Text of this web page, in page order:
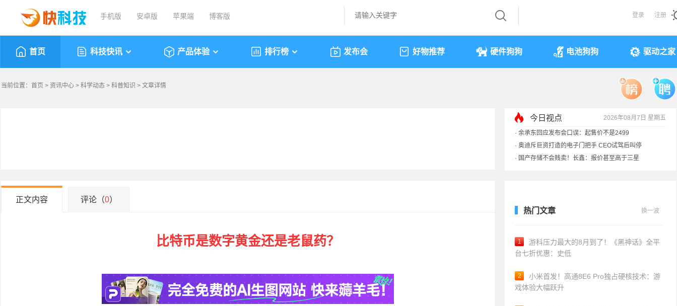
手机版 安卓版 苹果端 博客版 登录 注册
首页 科技快讯 产品体验 排行榜 发布会 好物推荐 硬件狗狗 电池狗狗 驱动之家
当前位置： 首页 > 资讯中心 > 科学动态 > 科普知识 > 文章详情
今日视点 2026年08月7日 星期五
·余承东回应发布会口误：起售价不是2499
正文内容 评论（0）
比特币是数字黄金还是老鼠药？
热门文章 换一波
1
游科压力最大的8月到了！《黑神话》全平
台七折优惠：史低
2
小米首发！高通8E6 Pro独占硬核技术：游
戏体验大幅跃升